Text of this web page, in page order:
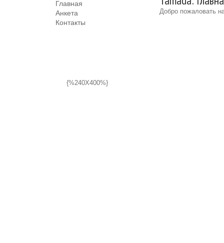
Главная
Анкета
Контакты
{%240X400%}
Добро пожаловать